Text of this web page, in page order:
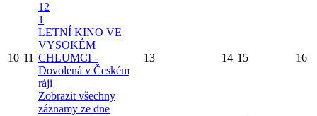
10 11
12
1
LETNÍ KINO VE
VYSOKÉM
CHLUMCI -
Dovolená v Českém
ráji
Zobrazit všechny
záznamy ze dne
13 14 15 16